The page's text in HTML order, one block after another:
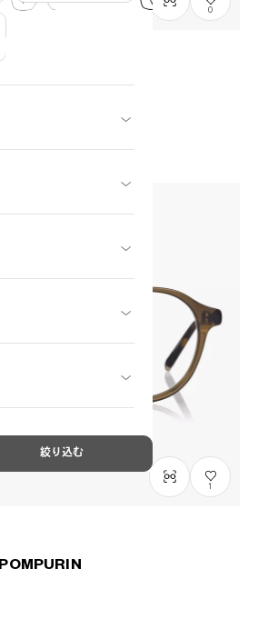
絞り込む
0
1